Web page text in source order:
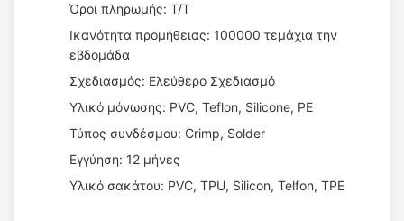
Όροι πληρωμής: T/T
Ικανότητα προμήθειας: 100000 τεμάχια την
εβδομάδα
Σχεδιασμός: Ελεύθερο Σχεδιασμό
Υλικό μόνωσης: PVC, Teflon, Silicone, PE
Τύπος συνδέσμου: Crimp, Solder
Εγγύηση: 12 μήνες
Υλικό σακάτου: PVC, TPU, Silicon, Telfon, TPE